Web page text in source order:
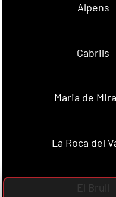
Alpens
Cabrils
Maria de
La Roca del
El Brull